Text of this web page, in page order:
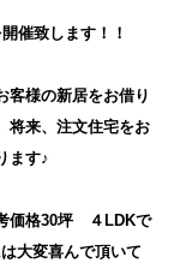
催致します！！
客様の新居をお借り
将来、注文住宅をお
ます♪
価格30坪 ４LDKで
大変喜んで頂いて